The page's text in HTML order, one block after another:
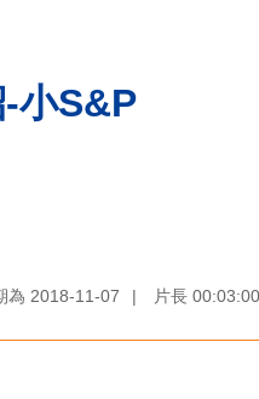
小S&P
為 2018-11-07 | 片長 00:03:00